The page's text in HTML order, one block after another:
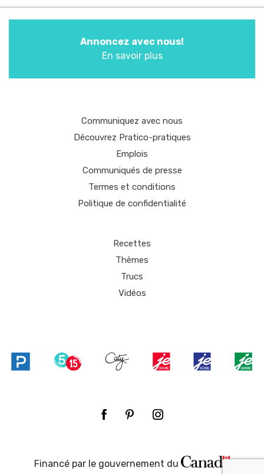
Annoncez avec nous!
En savoir plus
Communiquez avec nous
Découvrez Pratico-pratiques
Emplois
Communiqués de presse
Termes et conditions
Politique de confidentialité
Recettes
Thèmes
Trucs
Vidéos
Financé par le gouvernement du